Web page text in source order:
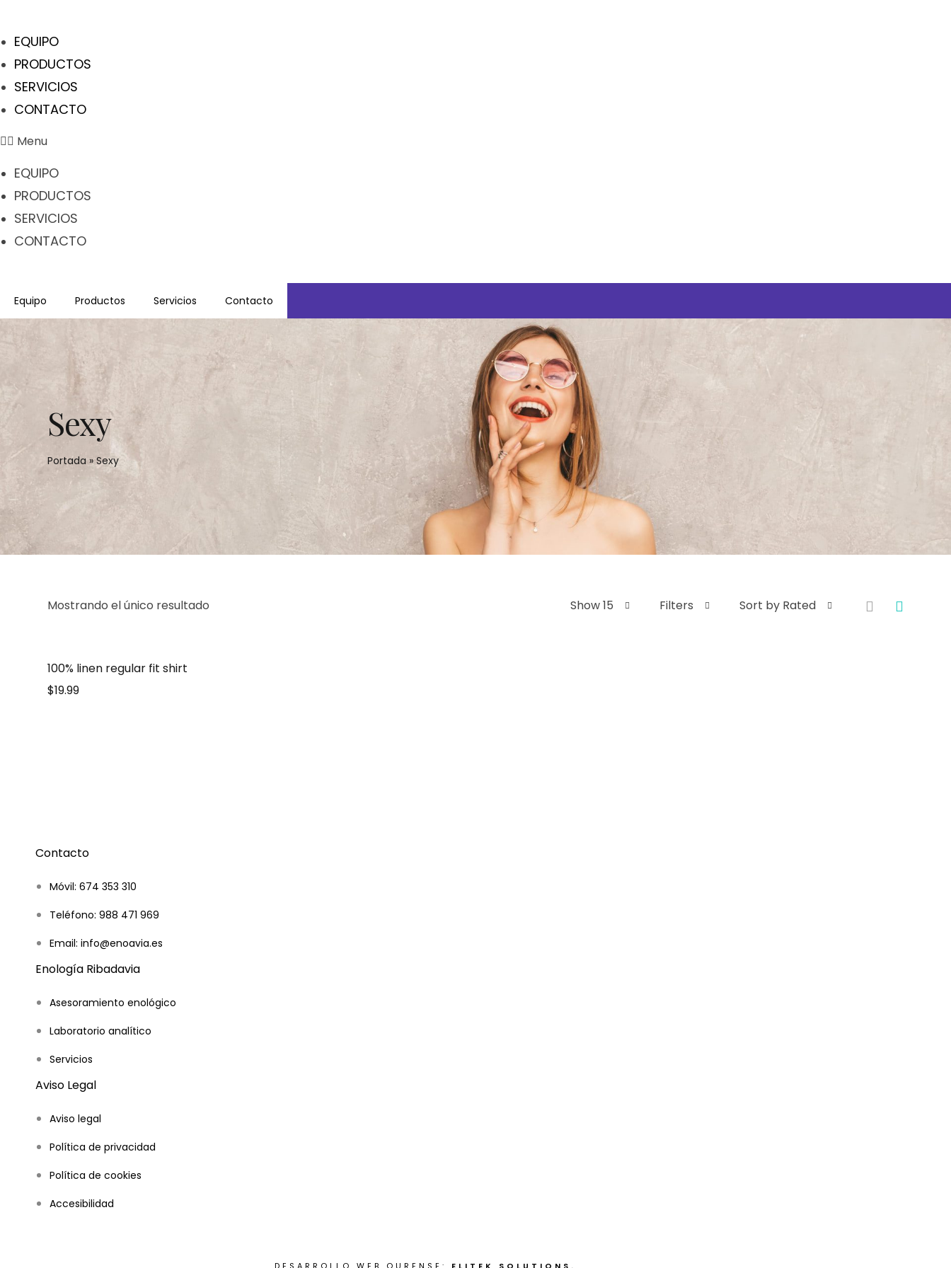
EQUIPO
PRODUCTOS
SERVICIOS
CONTACTO
Menu
EQUIPO
PRODUCTOS
SERVICIOS
CONTACTO
Equipo Productos Servicios Contacto
Sexy
Portada»Sexy
Mostrando el único resultado Show 15 Filters Sort by Rated
100% linen regular fit shirt
$19.99
Contacto
Móvil: 674 353 310
Teléfono: 988 471 969
Email: info@enoavia.es
Enología Ribadavia
Asesoramiento enológico
Laboratorio analítico
Servicios
Aviso Legal
Aviso legal
Política de privacidad
Política de cookies
Accesibilidad